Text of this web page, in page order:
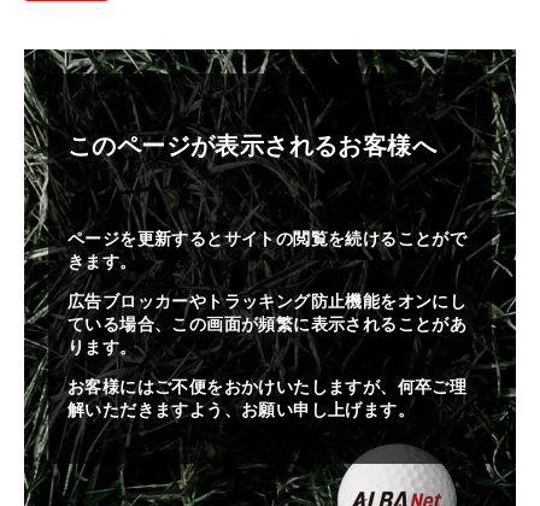
このページが表示されるお客様へ
ページを更新するとサイトの閲覧を続けることがで
きます。
広告ブロッカーやトラッキング防止機能をオンにし
ている場合、この画面が頻繁に表示されることがあ
ります。
お客様にはご不便をおかけいたしますが、何卒ご理
解いただきますよう、お願い申し上げます。